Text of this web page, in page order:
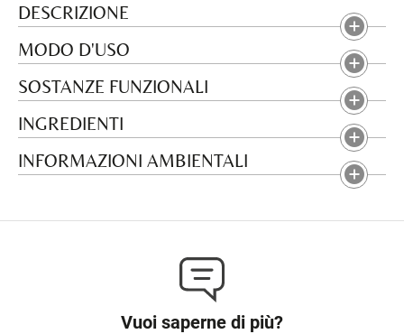
DESCRIZIONE
MODO D'USO
SOSTANZE FUNZIONALI
INGREDIENTI
INFORMAZIONI AMBIENTALI
Vuoi saperne di più?